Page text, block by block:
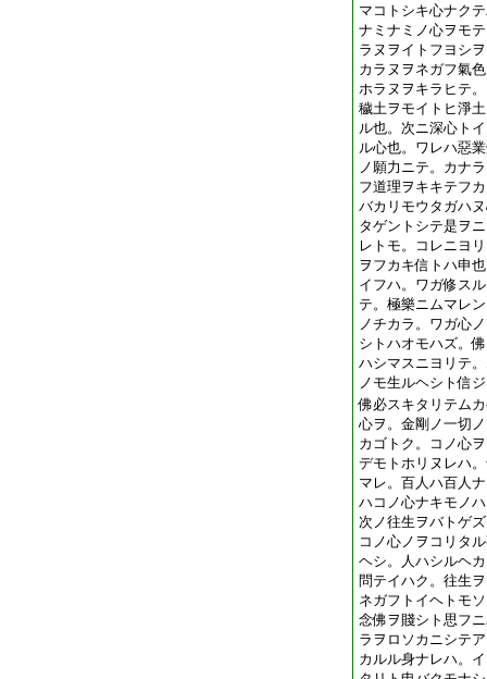
マコトシキ心ナク
ナミナミノ心ヲモ
ラヌヲイトフヨシ
カラヌヲネガフ氣
ホラヌヲキラヒテ
穢土ヲモイトヒ淨
ル也。次ニ深心ト
ル心也。ワレハ惡
ノ願力ニテ。カナ
フ道理ヲキキテフ
バカリモウタガハ
タゲントシテ是ヲ
レトモ。コレニヨ
ヲフカキ信トハ申
イフハ。ワガ修ス
テ。極樂ニムマレ
ノチカラ。ワガ心
シトハオモハズ。
ハシマスニヨリテ
ノモ生ルヘシト信
佛必スキタリテム
心ヲ。金剛ノ一切
カゴトク。コノ心
デモトホリヌレハ
マレ。百人ハ百人
ハコノ心ナキモノ
次ノ往生ヲバトゲ
コノ心ノヲコリタ
ヘシ。人ハシルヘ
問テイハク。往生
ネガフトイヘトモ
念佛ヲ賤シト思フ
ラヲロソカニシテ
カルル身ナレハ。